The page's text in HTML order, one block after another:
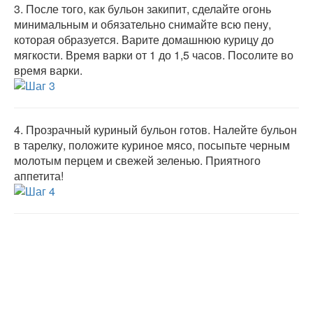
3. После того, как бульон закипит, сделайте огонь
минимальным и обязательно снимайте всю пену,
которая образуется. Варите домашнюю курицу до
мягкости. Время варки от 1 до 1,5 часов. Посолите во
время варки.
4. Прозрачный куриный бульон готов. Налейте бульон
в тарелку, положите куриное мясо, посыпьте черным
молотым перцем и свежей зеленью. Приятного
аппетита!